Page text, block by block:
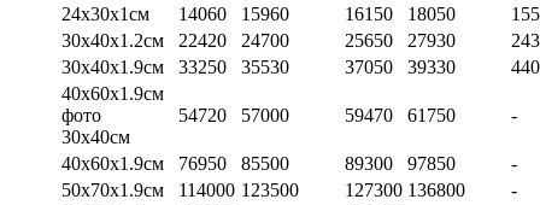
24х30х1см
14060 15960 16150 18050
30х40х1.2см
22420 24700 25650 27930
30х40х1.9см
33250 35530 37050 39330
40х60х1.9см
фото
30х40см
54720 57000 59470 61750 -
40х60х1.9см 76950 85500 89300 97850
-
50х70х1.9см
114000 123500 127300 136800
-